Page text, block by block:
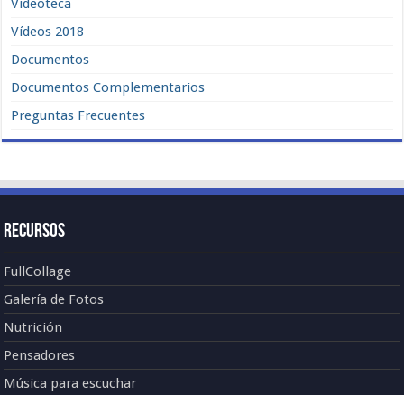
Videoteca
Vídeos 2018
Documentos
Documentos Complementarios
Preguntas Frecuentes
Recursos
FullCollage
Galería de Fotos
Nutrición
Pensadores
Música para escuchar